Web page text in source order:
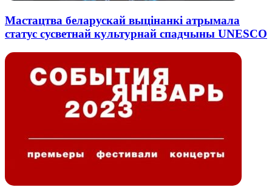
Мастацтва беларускай выцінанкі атрымала
статус сусветнай культурнай спадчыны UNESCO